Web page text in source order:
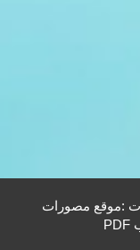
:موقع مصورات